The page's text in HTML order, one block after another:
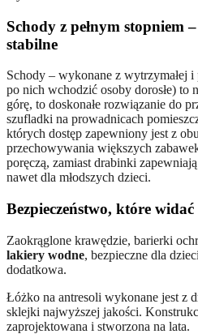
Schody z pełnym stopniem
stabilne
Schody – wykonane z wytrzymałej
po nich wchodzić osoby dorosłe) to
górę, to doskonałe rozwiązanie do
szufladki na prowadnicach
których dostęp zapewniony jest z
przechowywania większych
poręczą, zamiast drabinki
nawet dla młodszych dzieci.
Bezpieczeństwo, które widać
Zaokrąglone krawędzie, barierki
lakiery wodne, bezpieczne dla
dodatkowa.
Łóżko na antresoli wykonane jest z
sklejki najwyższej jakości.
zaprojektowana i stworzona na lata.